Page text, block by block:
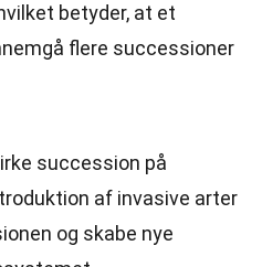
betyder, at et
flere successioner
succession på
af invasive arter
og skabe nye